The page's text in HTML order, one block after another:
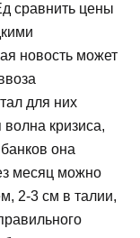
сравнить цены
новость может
для них
кризиса,
она
месяц можно
2-3 см в талии,